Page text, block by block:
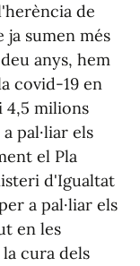
de
ja sumen més
anys, hem
covid-19 en
4,5 milions
pal·liar els
el Pla
d'Igualtat
a pal·liar els
en les
cura dels